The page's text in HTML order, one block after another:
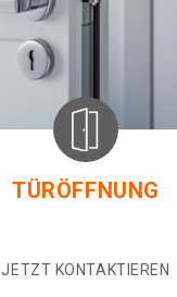
TÜRÖFFNUNG
JETZT KONTAKTIEREN